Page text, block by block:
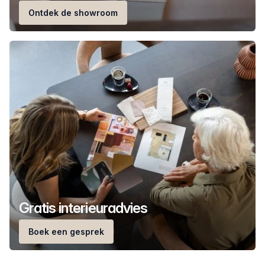
Ontdek de showroom
Gratis interieuradvies
Boek een gesprek